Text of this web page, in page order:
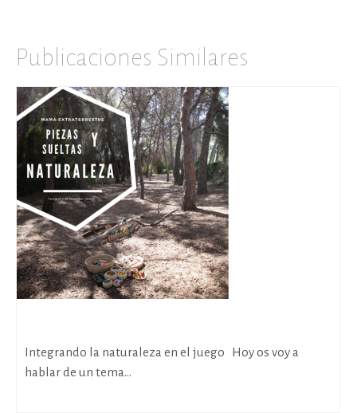
Publicaciones Similares
Integrando la naturaleza en el juego Hoy os voy a
hablar de un tema...